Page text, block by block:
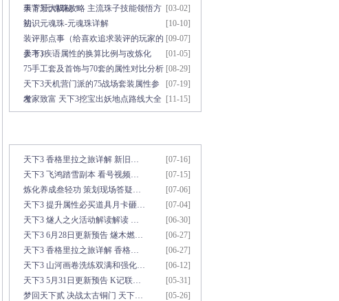
事背景大揭秘！
[03-02]
天下3元魂珠攻略 主流珠子技能领悟方
法
[10-10]
初识元魂珠-元魂珠详解
[09-07]
装评那点事（给喜欢追求装评的玩家的
参考）
[01-05]
天下3疾语属性的换算比例与改炼化
[08-29]
75手工套及首饰与70套的属性对比分析
[07-19]
天下3天机营门派的75战场套装属性参
考
[11-15]
发家致富 天下3挖宝出妖地点路线大全
[07-16]
天下3 香格里拉之旅详解 新旧…
[07-15]
天下3 飞鸿踏雪副本 看号视频…
[07-06]
炼化养成叁轻功 策划现场答疑…
[07-04]
天下3 提升属性必买道具月卡砸…
[06-30]
天下3 燧人之火活动解读解读 …
[06-27]
天下3 6月28日更新预告 燧木燃…
[06-27]
天下3 香格里拉之旅详解 香格…
[06-12]
天下3 山河画卷洗练双满和强化…
[05-31]
天下3 5月31日更新预告 K记联…
[05-26]
梦回天下贰 决战太古铜门 天下…